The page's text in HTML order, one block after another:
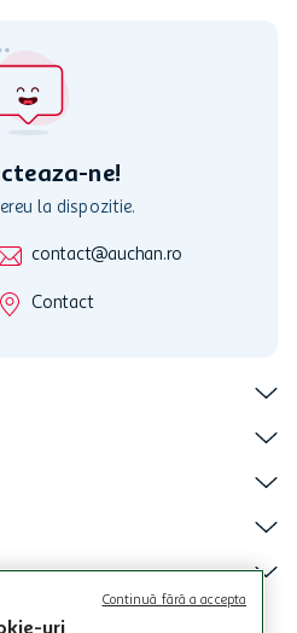
in Termene si Conditii. Auchan
utilizarii Cardului in perioada in
in perioada in care sunt efectuate
ne!
la dispozitie.
contact@auchan.ro
Contact
aplicatia Auchan
Continuă fără a accepta